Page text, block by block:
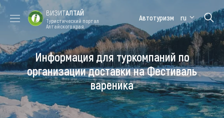
Форум VISIT
ALTAI
Цветение
маральника
Медицинский
форум
Алтайская
зимовка
Туры
Где побывать
ВИЗИТАЛТАЙ
Туристический портал
Алтайского края
Автотуризм ru
Информация для туркомпаний по
организации доставки на Фестиваль
вареника